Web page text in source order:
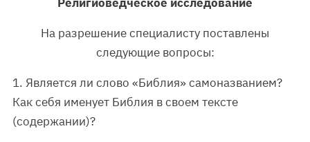
На разрешение специалисту поставлены
следующие вопросы:
1. Является ли слово «Библия» самоназванием?
Как себя именует Библия в своем тексте
(содержании)?